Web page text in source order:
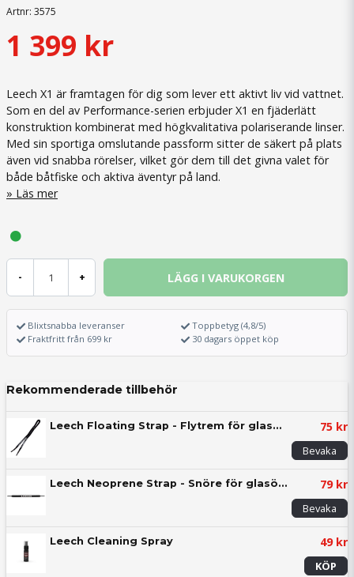
Artnr: 3575
1 399 kr
Leech X1 är framtagen för dig som lever ett aktivt liv vid vattnet.
Som en del av Performance-serien erbjuder X1 en fjäderlätt
konstruktion kombinerat med högkvalitativa polariserande linser.
Med sin sportiga omslutande passform sitter de säkert på plats
även vid snabba rörelser, vilket gör dem till det givna valet för
både båtfiske och aktiva äventyr på land.
Läs mer
- + LÄGG I VARUKORGEN
Blixtsnabba leveranser
Fraktfritt från 699 kr
Toppbetyg (4,8/5)
30 dagars öppet köp
Rekommenderade tillbehör
Leech Floating Strap - Flytrem för glasögon 75 kr
Bevaka
Leech Neoprene Strap - Snöre för glasögon 79 kr
Bevaka
Leech Cleaning Spray 49 kr
KÖP